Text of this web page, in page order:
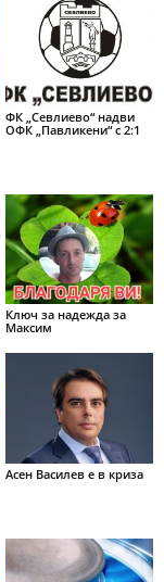
ФК „Севлиево“ надви
ОФК „Павликени“ с 2:1
Ключ за надежда за
Максим
Асен Василев е в криза